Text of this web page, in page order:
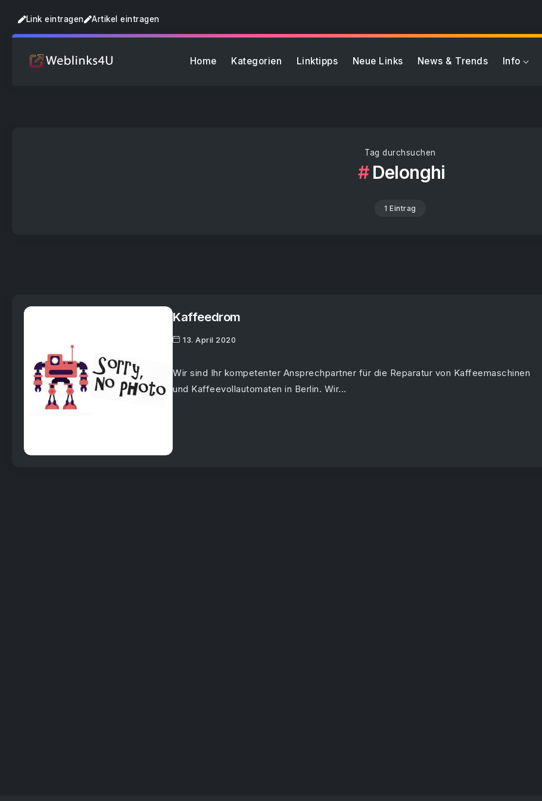
Link eintragen Artikel eintragen
Home Kategorien Linktipps Neue Links News & Trends Info
Tag durchsuchen
Delonghi
1 Eintrag
Kaffeedrom
13. April 2020
Wir sind Ihr kompetenter Ansprechpartner für die Reparatur von Kaffeemaschinen
und Kaffeevollautomaten in Berlin. Wir...